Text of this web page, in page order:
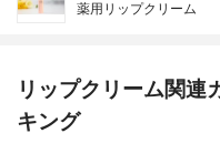
薬用リップクリーム
リップクリーム関連
キング